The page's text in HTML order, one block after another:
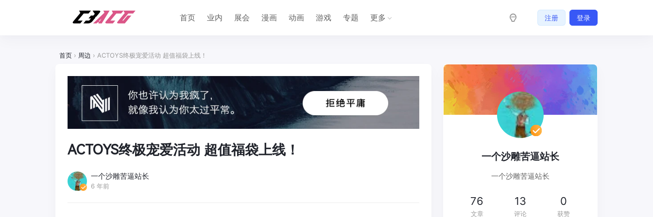
首页 业内 展会 漫画 动画 游戏 专题 更多 注册 登录
首页 › 周边 › ACTOYS终极宠爱活动 超值福袋上线！
ACTOYS终极宠爱活动 超值福袋上线！
一个沙雕苦逼站长
6 年前
一个沙雕苦逼站长
一个沙雕苦逼站长
76
文章
13
评论
0
获赞